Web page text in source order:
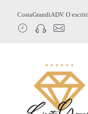
CostaGrandiADV. O